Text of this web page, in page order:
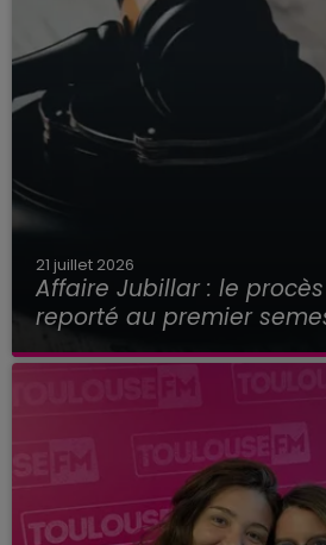
21 juillet 2026
Affaire Jubillar : le
reporté au premier